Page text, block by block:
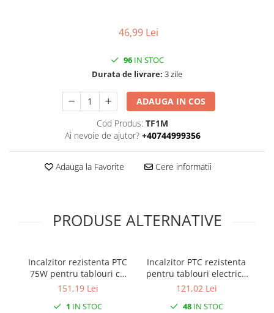
Cleme diverse
Doze din plastic
Doze aluminiu
Prize si fise trifazice
Trasee electrice
Canal cablu plastic PVC
46,99 Lei
96IN STOC
Durata de livrare: 3 zile
ADAUGA IN COS
Cod Produs: TF1M
Ai nevoie de ajutor? +40744999356
Adauga la Favorite Cere informatii
PRODUSE ALTERNATIVE
Incalzitor rezistenta PTC
75W pentru tablouri cu
montare pe sina 230V
151,19 Lei
1 IN STOC
Incalzitor PTC rezistenta
pentru tablouri electrice
30W montare pe sina DIN
121,02 Lei
48IN STOC